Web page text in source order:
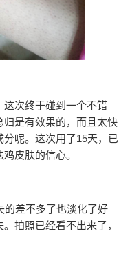
这次终于碰到一个不错
是有效果的，而且太快
呢。这次用了15天，已
皮肤的信心。
的差不多了也淡化了好
拍照已经看不出来了，